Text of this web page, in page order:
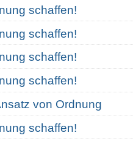
schaffen!
schaffen!
schaffen!
schaffen!
von Ordnung
schaffen!